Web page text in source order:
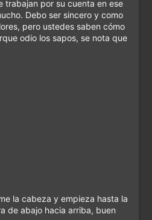
trabajan por su cuenta en ese
Debo ser sincero y como
pero ustedes saben cómo
odio los sapos, se nota que
la cabeza y empieza hasta la
de abajo hacia arriba, buen